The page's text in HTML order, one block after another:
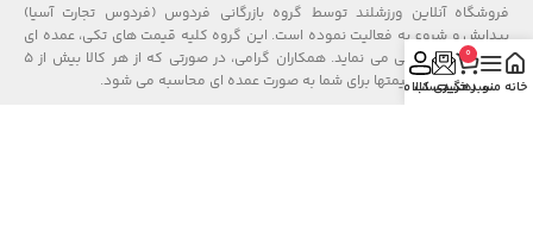
فروشگاه آنلاین ورزشلند توسط گروه بازرگانی فردوس (فردوس تجارت آسیا)
پیدایش و شروع به فعالیت نموده است. این گروه کلیه قیمت های تکی، عمده ای
و بازرگانی را گارانتی می نماید. همکاران گرامی، در صورتی که از هر کالا بیش از ۵
عدد خرید کنید، قیمتها برای شما به صورت عمده ای محاسبه می شود.خانهمنو
0
سبد خرید
رهگیری کالا
حساب من